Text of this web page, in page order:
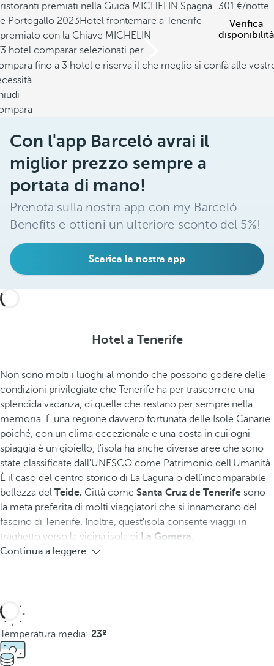
ristoranti premiati nella Guida MICHELIN Spagna
e Portogallo 2023Hotel frontemare a Tenerife
premiato con la Chiave MICHELIN
301
/notte
Verifica
disponibilità
hotel comparar selezionati per
fino a 3 hotel e riserva il che meglio si confà alle
Con l'app Barceló avrai il
miglior prezzo sempre a
portata di mano!
Prenota sulla nostra app con my Barceló
Benefits e ottieni un ulteriore sconto del 5%!
Scarica la nostra app
Hotel a Tenerife
Non sono molti i luoghi al mondo che possono godere delle
condizioni privilegiate che Tenerife ha per trascorrere una
splendida vacanza, di quelle che restano per sempre nella
memoria. È una regione davvero fortunata delle Isole Canarie
poiché, con un clima eccezionale e una costa in cui ogni
spiaggia è un gioiello, l'isola ha anche diverse aree che sono
state classificate dall'UNESCO come Patrimonio dell'Umanità.
È il caso del centro storico di La Laguna o dell'incomparabile
bellezza del Teide. Città come Santa Cruz de Tenerife sono
la meta preferita di molti viaggiatori che si innamorano del
fascino di Tenerife. Inoltre, quest'isola consente viaggi in
traghetto verso la vicina isola di La Gomera.
Continua a leggere
Temperatura media: 23º